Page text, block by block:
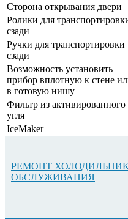
Сторона открывания двери
Ролики для
сзади
Ручки для транспортировки
сзади
Возможность установить
прибор вплотную к стене
в готовую нишу
Фильтр из активированного
угля
IceMaker
РЕМОНТ
ОБСЛУЖИВАНИЯ